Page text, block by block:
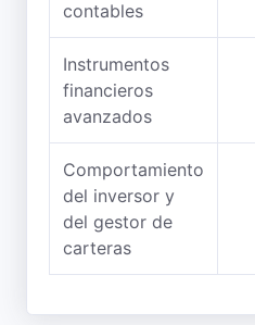
contables
Instrumentos
financieros
avanzados
Comportamiento
del inversor y
del gestor de
carteras